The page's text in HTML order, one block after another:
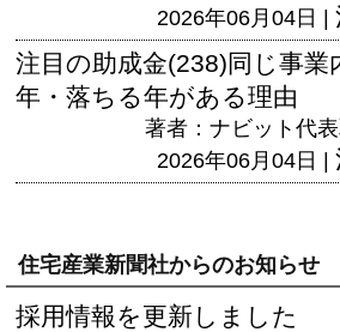
2026年06月04日 |
注目の助成金(238)同じ事業
年・落ちる年がある理由
著者：ナビット代
2026年06月04日 |
住宅産業新聞社からのお知らせ
採用情報を更新しました